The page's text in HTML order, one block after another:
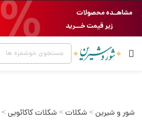
مشاهــده محصولات
زیر قیمت خـــرید
شور و شیرین> شکلات> شکلات کاکائویی>